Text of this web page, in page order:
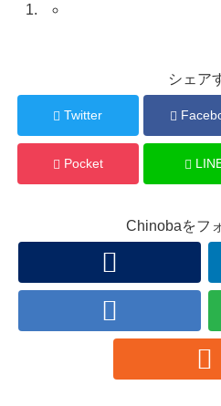
シェア
Twitter
Pocket
Chinobaをフ